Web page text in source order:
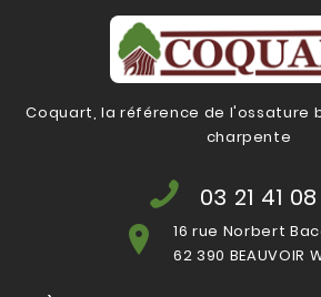
Coquart, la référence de l'ossature
charpente
03 21 41
16 rue Norbert
62 390 BEAUVOIR